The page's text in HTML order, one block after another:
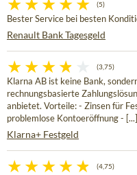
(5)
Bester Service bei besten
Renault Bank Tagesgeld
(3,75)
Klarna AB ist keine Bank,
rechnungsbasierte
anbietet. Vorteile: - Zinsen für
problemlose Kontoeröffnung - [...]
Klarna+ Festgeld
(4,75)